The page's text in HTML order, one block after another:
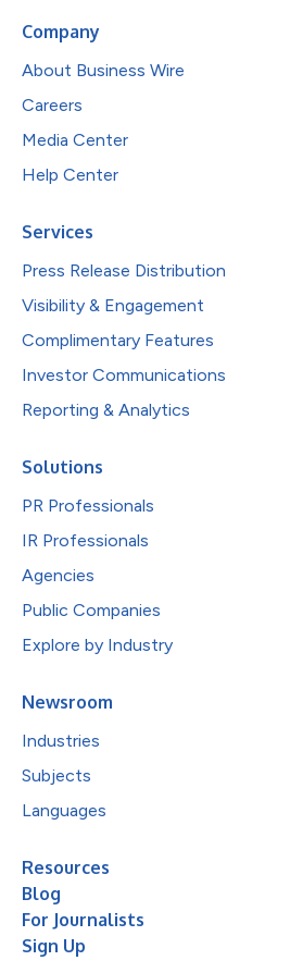
Company
About Business Wire
Careers
Media Center
Help Center
Services
Press Release Distribution
Visibility & Engagement
Complimentary Features
Investor Communications
Reporting & Analytics
Solutions
PR Professionals
IR Professionals
Agencies
Public Companies
Explore by Industry
Newsroom
Industries
Subjects
Languages
Resources
Blog
For Journalists
Sign Up